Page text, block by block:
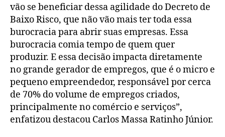
vão se beneficiar dessa agilidade do Decreto de
Baixo Risco, que não vão mais ter toda essa
burocracia para abrir suas empresas. Essa
burocracia comia tempo de quem quer
produzir. E essa decisão impacta diretamente
no grande gerador de empregos, que é o micro e
pequeno empreendedor, responsável por cerca
de 70% do volume de empregos criados,
principalmente no comércio e serviços”,
enfatizou destacou Carlos Massa Ratinho Júnior.